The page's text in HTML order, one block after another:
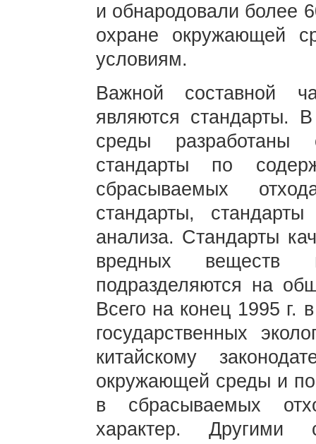
и обнародовали более
охране окружающей
условиям.
Важной составной
являются стандарты.
среды разработаны
стандарты по
сбрасываемых
стандарты,
анализа. Стандарты
вредных веществ
подразделяются на
Всего на конец 1995 г.
государственных
китайскому
окружающей среды и
в сбрасываемых
характер. Другими